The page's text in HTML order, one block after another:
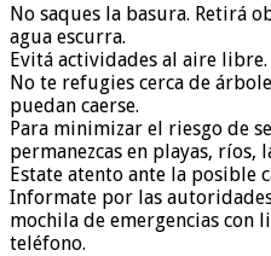
No saques la basura. Retirá
agua escurra.
Evitá actividades al aire libre.
No te refugies cerca de
puedan caerse.
Para minimizar el riesgo de
permanezcas en playas, ríos,
Estate atento ante la posible
Informate por las
mochila de emergencias con
teléfono.